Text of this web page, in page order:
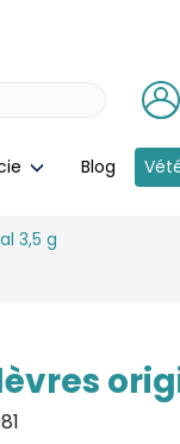
Blog
3,5 g